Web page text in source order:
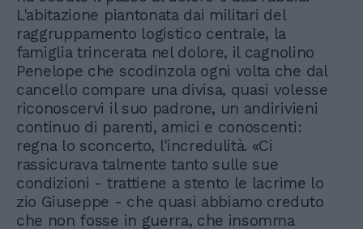
L'abitazione piantonata dai militari del
raggruppamento logistico centrale, la
famiglia trincerata nel dolore, il cagnolino
Penelope che scodinzola ogni volta che dal
cancello compare una divisa, quasi volesse
riconoscervi il suo padrone, un andirivieni
continuo di parenti, amici e conoscenti:
regna lo sconcerto, l'incredulità. «Ci
rassicurava talmente tanto sulle sue
condizioni - trattiene a stento le lacrime lo
zio Giuseppe - che quasi abbiamo creduto
che non fosse in guerra, che insomma